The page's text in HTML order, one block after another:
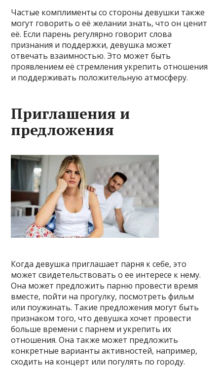
Частые комплименты со стороны девушки также
могут говорить о её желании знать, что он ценит
её. Если парень регулярно говорит слова
признания и поддержки, девушка может
отвечать взаимностью. Это может быть
проявлением её стремления укрепить отношения
и поддерживать положительную атмосферу.
Приглашения и
предложения
Когда девушка приглашает парня к себе, это
может свидетельствовать о ее интересе к нему.
Она может предложить парню провести время
вместе, пойти на прогулку, посмотреть фильм
или поужинать. Такие предложения могут быть
признаком того, что девушка хочет провести
больше времени с парнем и укрепить их
отношения. Она также может предложить
конкретные варианты активностей, например,
сходить на концерт или погулять по городу.